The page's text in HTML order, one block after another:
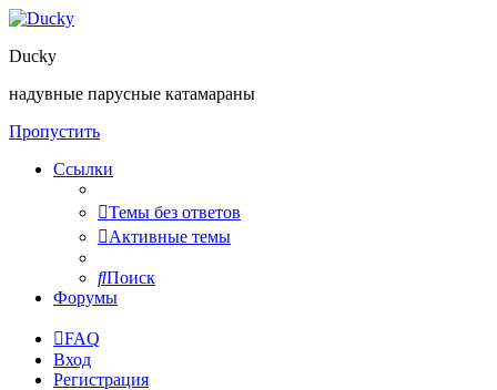
Ducky
надувные парусные катамараны
Пропустить
Ссылки
Темы без ответов
Активные темы
Поиск
Форумы
FAQ
Вход
Регистрация